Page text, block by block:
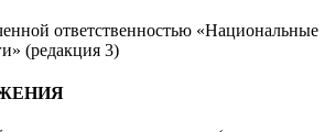
ответственностью «Национальные
(редакция 3)